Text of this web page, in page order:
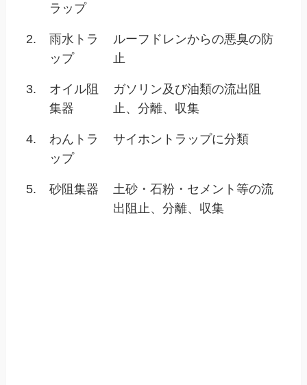
ラップ
2.
雨水トラ
ップ
ルーフドレンからの悪臭の防
止
3.
オイル阻
集器
ガソリン及び油類の流出阻
止、分離、収集
4.
わんトラ
ップ
サイホントラップに分類
5. 砂阻集器
土砂・石粉・セメント等の流
出阻止、分離、収集